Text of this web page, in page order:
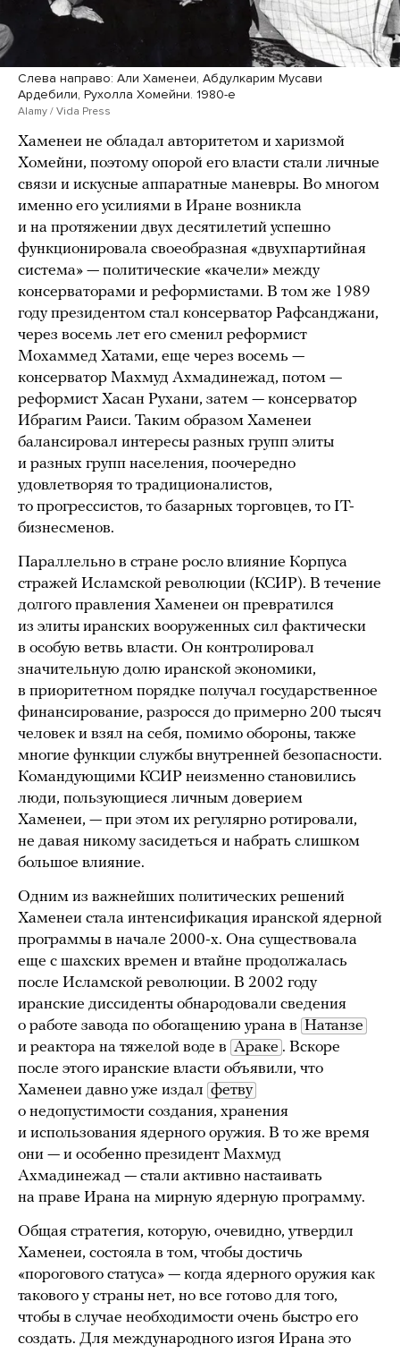
Слева направо: Али Хаменеи, Абдулкарим Мусави
Ардебили, Рухолла Хомейни. 1980-е
Alamy / Vida Press
Хаменеи не обладал авторитетом и харизмой
Хомейни, поэтому опорой его власти стали личные
связи и искусные аппаратные маневры. Во многом
именно его усилиями в Иране возникла
и на протяжении двух десятилетий успешно
функционировала своеобразная «двухпартийная
система» — политические «качели» между
консерваторами и реформистами. В том же 1989
году президентом стал консерватор Рафсанджани,
через восемь лет его сменил реформист
Мохаммед Хатами, еще через восемь —
консерватор Махмуд Ахмадинежад, потом —
реформист Хасан Рухани, затем — консерватор
Ибрагим Раиси. Таким образом Хаменеи
балансировал интересы разных групп элиты
и разных групп населения, поочередно
удовлетворяя то традиционалистов,
то прогрессистов, то базарных торговцев, то IT-
бизнесменов.
Параллельно в стране росло влияние Корпуса
стражей Исламской революции (КСИР). В течение
долгого правления Хаменеи он превратился
из элиты иранских вооруженных сил фактически
в особую ветвь власти. Он контролировал
значительную долю иранской экономики,
в приоритетном порядке получал государственное
финансирование, разросся до примерно 200 тысяч
человек и взял на себя, помимо обороны, также
многие функции службы внутренней безопасности.
Командующими КСИР неизменно становились
люди, пользующиеся личным доверием
Хаменеи, — при этом их регулярно ротировали,
не давая никому засидеться и набрать слишком
большое влияние.
Одним из важнейших политических решений
Хаменеи стала интенсификация иранской ядерной
программы в начале 2000-х. Она существовала
еще с шахских времен и втайне продолжалась
после Исламской революции. В 2002 году
иранские диссиденты обнародовали сведения
о работе завода по обогащению урана в Натанзе
и реактора на тяжелой воде в Араке . Вскоре
после этого иранские власти объявили, что
Хаменеи давно уже издал фетву
о недопустимости создания, хранения
и использования ядерного оружия. В то же время
они — и особенно президент Махмуд
Ахмадинежад — стали активно настаивать
на праве Ирана на мирную ядерную программу.
Общая стратегия, которую, очевидно, утвердил
Хаменеи, состояла в том, чтобы достичь
«порогового статуса» — когда ядерного оружия как
такового у страны нет, но все готово для того,
чтобы в случае необходимости очень быстро его
создать. Для международного изгоя Ирана это